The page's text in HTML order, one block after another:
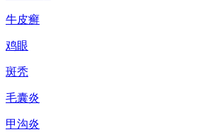
牛皮癣
鸡眼
斑秃
毛囊炎
甲沟炎